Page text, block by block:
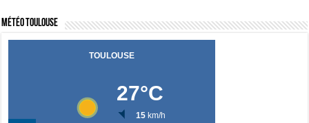
Météo Toulouse